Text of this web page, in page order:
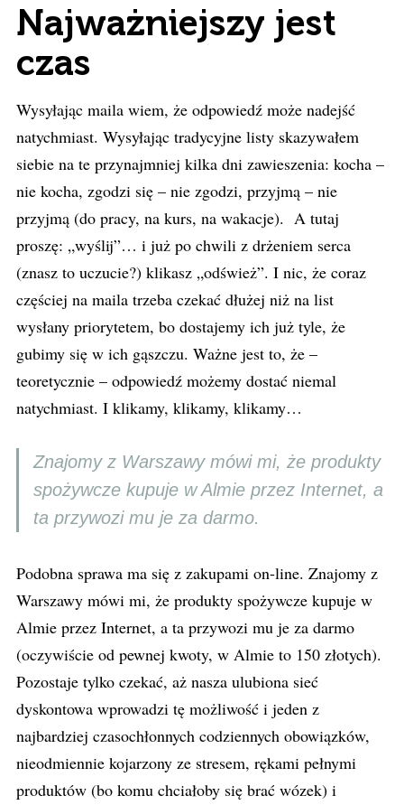
Najważniejszy jest
czas
Wysyłając maila wiem, że odpowiedź może nadejść
natychmiast. Wysyłając tradycyjne listy skazywałem
siebie na te przynajmniej kilka dni zawieszenia: kocha –
nie kocha, zgodzi się – nie zgodzi, przyjmą – nie
przyjmą (do pracy, na kurs, na wakacje). A tutaj
proszę: „wyślij”… i już po chwili z drżeniem serca
(znasz to uczucie?) klikasz „odśwież”. I nic, że coraz
częściej na maila trzeba czekać dłużej niż na list
wysłany priorytetem, bo dostajemy ich już tyle, że
gubimy się w ich gąszczu. Ważne jest to, że –
teoretycznie – odpowiedź możemy dostać niemal
natychmiast. I klikamy, klikamy, klikamy…
Znajomy z Warszawy mówi mi, że produkty
spożywcze kupuje w Almie przez Internet, a
ta przywozi mu je za darmo.
Podobna sprawa ma się z zakupami on-line. Znajomy z
Warszawy mówi mi, że produkty spożywcze kupuje w
Almie przez Internet, a ta przywozi mu je za darmo
(oczywiście od pewnej kwoty, w Almie to 150 złotych).
Pozostaje tylko czekać, aż nasza ulubiona sieć
dyskontowa wprowadzi tę możliwość i jeden z
najbardziej czasochłonnych codziennych obowiązków,
nieodmiennie kojarzony ze stresem, rękami pełnymi
produktów (bo komu chciałoby się brać wózek) i